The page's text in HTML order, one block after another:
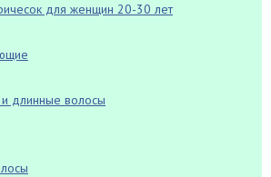
для женщин 20-30 лет
длинные волосы